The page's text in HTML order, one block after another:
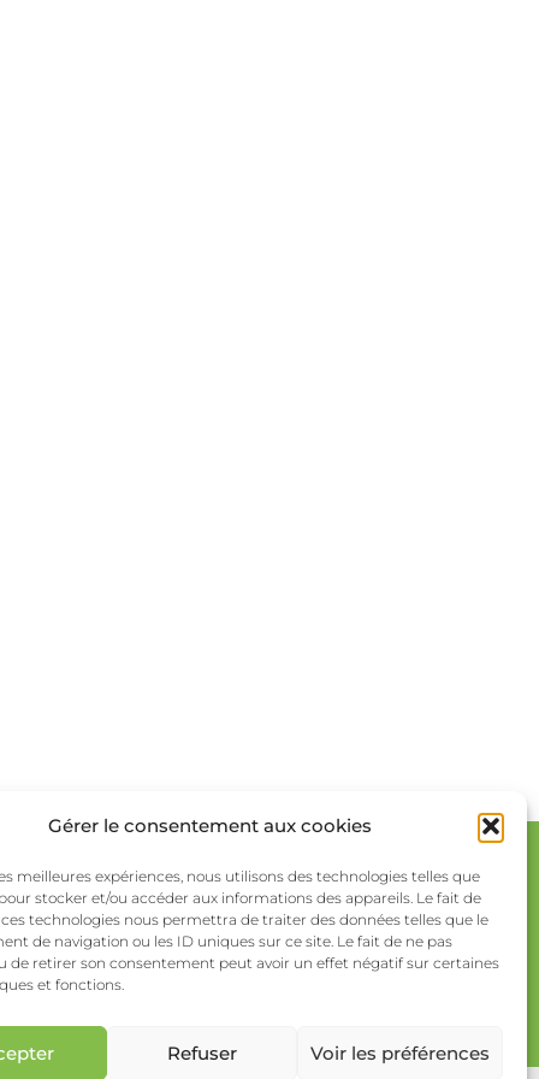
Gérer le consentement aux cookies
meilleures expériences, nous utilisons des technologies telles que
stocker et/ou accéder aux informations des appareils. Le fait de
technologies nous permettra de traiter des données telles que le
de navigation ou les ID uniques sur ce site. Le fait de ne pas
de retirer son consentement peut avoir un effet négatif sur certaines
et fonctions.
Refuser Voir les préférences
nous sur les réseaux
sociaux !